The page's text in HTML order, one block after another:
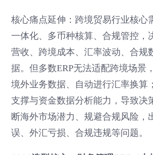
核心痛点延伸：跨境贸易行业核心
一体化、多币种核算、合规管控，
营收、跨境成本、汇率波动、合规
据。但多数ERP无法适配跨境场景
境外业务数据、自动进行汇率换算
支撑与资金数据分析能力，导致决
断海外市场潜力、规避合规风险，
误、外汇亏损、合规违规等问题。